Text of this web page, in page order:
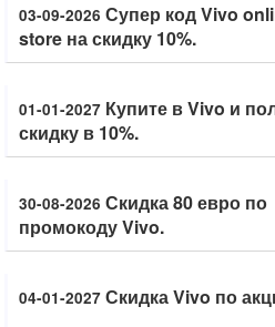
03-09-2026 Супер код Vivo
store на скидку 10%.
01-01-2027 Купите в Vivo и
скидку в 10%.
30-08-2026 Скидка 80 евро по
промокоду Vivo.
04-01-2027 Скидка Vivo по